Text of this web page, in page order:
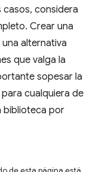
casos, considera
Crear una
alternativa
que valga la
sopesar la
cualquiera de
biblioteca por